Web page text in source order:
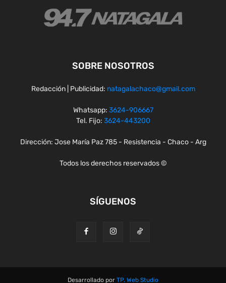
SOBRE NOSOTROS
Redacción | Publicidad: natagalachaco@gmail.com
Whatsapp: 3624-906667
Tel. Fijo: 3624-443200
Dirección: Jose María Paz 785 - Resistencia - Chaco - Arg
Todos los derechos reservados ©
SÍGUENOS
Desarrollado por TP. Web Studio